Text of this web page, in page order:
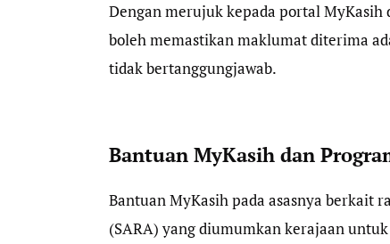
Dengan merujuk kepada portal
boleh memastikan maklumat diterima
tidak bertanggungjawab.
Bantuan MyKasih dan
Bantuan MyKasih pada asasnya berkait
(SARA) yang diumumkan kerajaan